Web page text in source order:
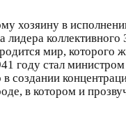
хозяину в
мир, которого
году стал
создании
в котором и